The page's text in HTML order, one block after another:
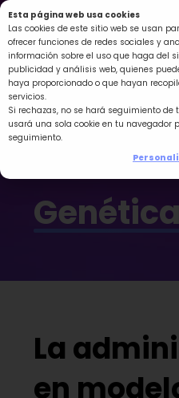
Esta página web usa cookies
Las cookies de este sitio web se usan
ofrecer funciones de redes sociales y
información sobre el uso que haga del
publicidad y análisis web, quienes
haya proporcionado o que hayan
servicios.
Si rechazas, no se hará seguimiento
usará una sola cookie en tu navegador
seguimiento.
Ir
al
contenido
La
en